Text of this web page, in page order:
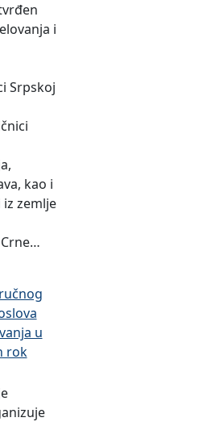
i
Srpskoj
kao i
zemlje
u
rok